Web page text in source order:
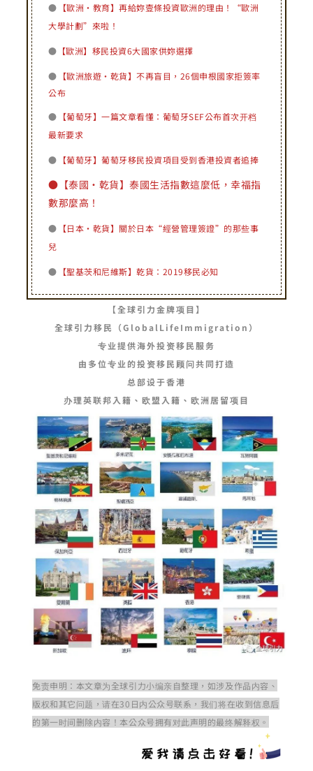
● 【歐洲·教育】再給妳壹條投資歐洲的理由！“歐洲
大學計劃”來啦！
● 【歐洲】移民投資6大國家供妳選擇
● 【歐洲旅遊•乾貨】不再盲目，26個申根國家拒簽率
公布
● 【葡萄牙】一篇文章看懂：葡萄牙SEF公布首次开档
最新要求
● 【葡萄牙】葡萄牙移民投資項目受到香港投資者追捧
●【泰國•乾貨】泰國生活指數這麼低，幸福指
數那麼高！
● 【日本·乾貨】關於日本“經營管理簽證”的那些事
兒
● 【聖基茨和尼維斯】乾貨：2019移民必知
【全球引力金牌项目】
全球引力移民（GlobalLifeImmigration）
专业提供海外投资移民服务
由多位专业的投资移民顾问共同打造
总部设于香港
办理英联邦入籍、欧盟入籍、欧洲居留项目
免责申明：本文章为全球引力小编亲自整理，如涉及作品内容、
版权和其它问题，请在30日内公众号联系，我们将在收到信息后
的第一时间删除内容！本公众号拥有对此声明的最终解释权。